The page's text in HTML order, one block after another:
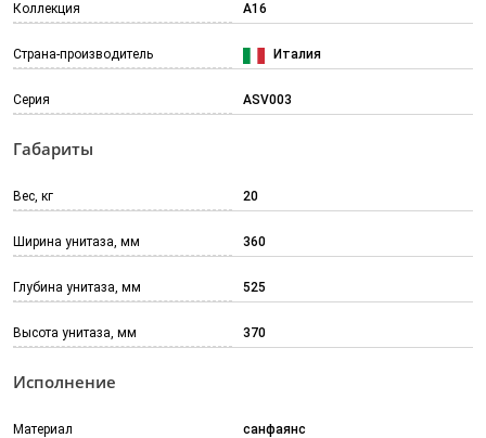
Коллекция A16
Страна-производитель Италия
Серия ASV003
Габариты
Вес, кг 20
Ширина унитаза, мм 360
Глубина унитаза, мм 525
Высота унитаза, мм 370
Исполнение
Материал санфаянс